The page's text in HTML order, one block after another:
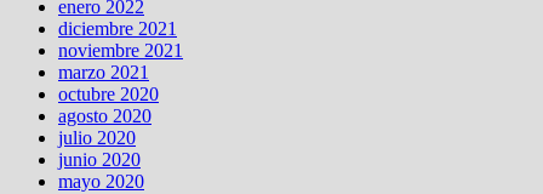
enero 2022
diciembre 2021
noviembre 2021
marzo 2021
octubre 2020
agosto 2020
julio 2020
junio 2020
mayo 2020